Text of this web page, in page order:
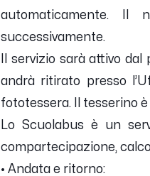
automaticamente. Il
successivamente.
Il servizio sarà attivo
andrà ritirato presso
fototessera. Il tesserino
Lo Scuolabus è un
compartecipazione,
• Andata e ritorno: